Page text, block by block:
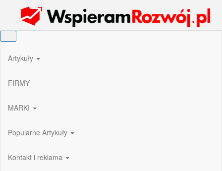
Wspieram Rozwój PL
Artykuły
FIRMY
MARKI
Popularne Artykuły
Kontakt i reklama